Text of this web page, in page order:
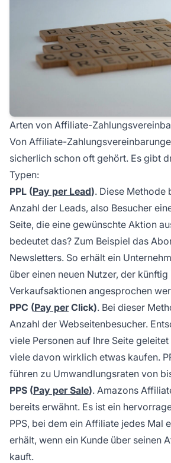
Arten von Affiliate-
Von Affiliate-
sicherlich schon oft gehört. Es gibt
Typen:
PPL (Pay per Lead). Diese Methode
Anzahl der Leads, also Besucher
Seite, die eine gewünschte Aktion
bedeutet das? Zum Beispiel das
Newsletters. So erhält ein
über einen neuen Nutzer, der
Verkaufsaktionen angesprochen
PPC (Pay perClick). Bei dieser
Anzahl der Webseitenbesucher.
viele Personen auf Ihre Seite
viele davon wirklich etwas kaufen.
führen zu Umwandlungsraten von
PPS (Pay per Sale). Amazons
bereits erwähnt. Es ist ein
PPS, bei dem ein Affiliate jedes Mal
erhält, wenn ein Kunde über seinen
kauft.